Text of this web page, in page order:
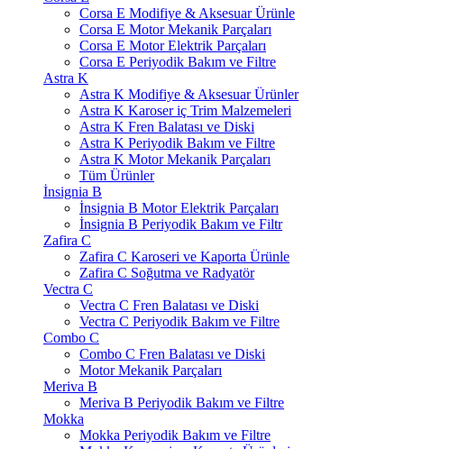
Corsa E Modifiye & Aksesuar Ürünle
Corsa E Motor Mekanik Parçaları
Corsa E Motor Elektrik Parçaları
Corsa E Periyodik Bakım ve Filtre
Astra K
Astra K Modifiye & Aksesuar Ürünler
Astra K Karoser iç Trim Malzemeleri
Astra K Fren Balatası ve Diski
Astra K Periyodik Bakım ve Filtre
Astra K Motor Mekanik Parçaları
Tüm Ürünler
İnsignia B
İnsignia B Motor Elektrik Parçaları
İnsignia B Periyodik Bakım ve Filtr
Zafira C
Zafira C Karoseri ve Kaporta Ürünle
Zafira C Soğutma ve Radyatör
Vectra C
Vectra C Fren Balatası ve Diski
Vectra C Periyodik Bakım ve Filtre
Combo C
Combo C Fren Balatası ve Diski
Motor Mekanik Parçaları
Meriva B
Meriva B Periyodik Bakım ve Filtre
Mokka
Mokka Periyodik Bakım ve Filtre